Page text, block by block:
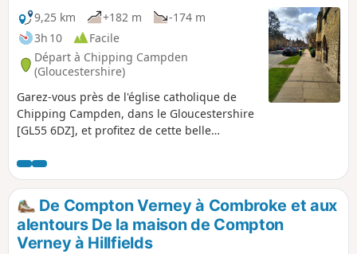
9,25 km
+182 m
-174 m
3h 10
Facile
Départ à Chipping Campden
(Gloucestershire)
Garez-vous près de l'église catholique de
Chipping Campden, dans le Gloucestershire
[GL55 6DZ], et profitez de cette belle
Hill et descend vers le nord avec des vues
imprenables, également dans les bois, les
champs et les sentiers.
De Compton Verney à Combroke et aux
alentours De la maison de Compton
Verney à Hillfields